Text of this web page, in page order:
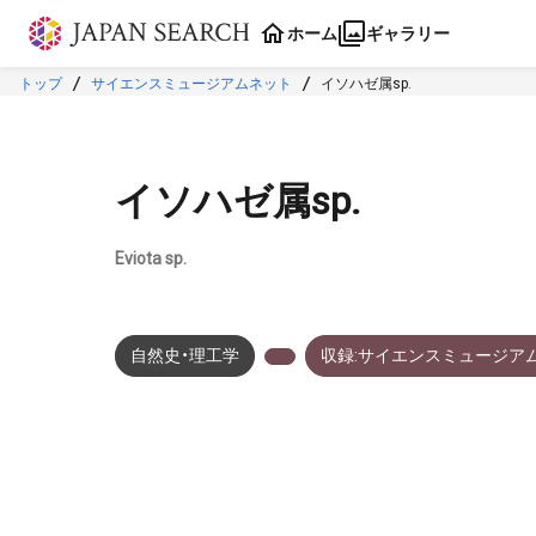
本文に飛ぶ
ホーム ギャラリー
トップ サイエンスミュージアムネット イソハゼ属sp.
イソハゼ属sp.
Eviota sp.
自然史・理工学 収録:サイエンスミュージア